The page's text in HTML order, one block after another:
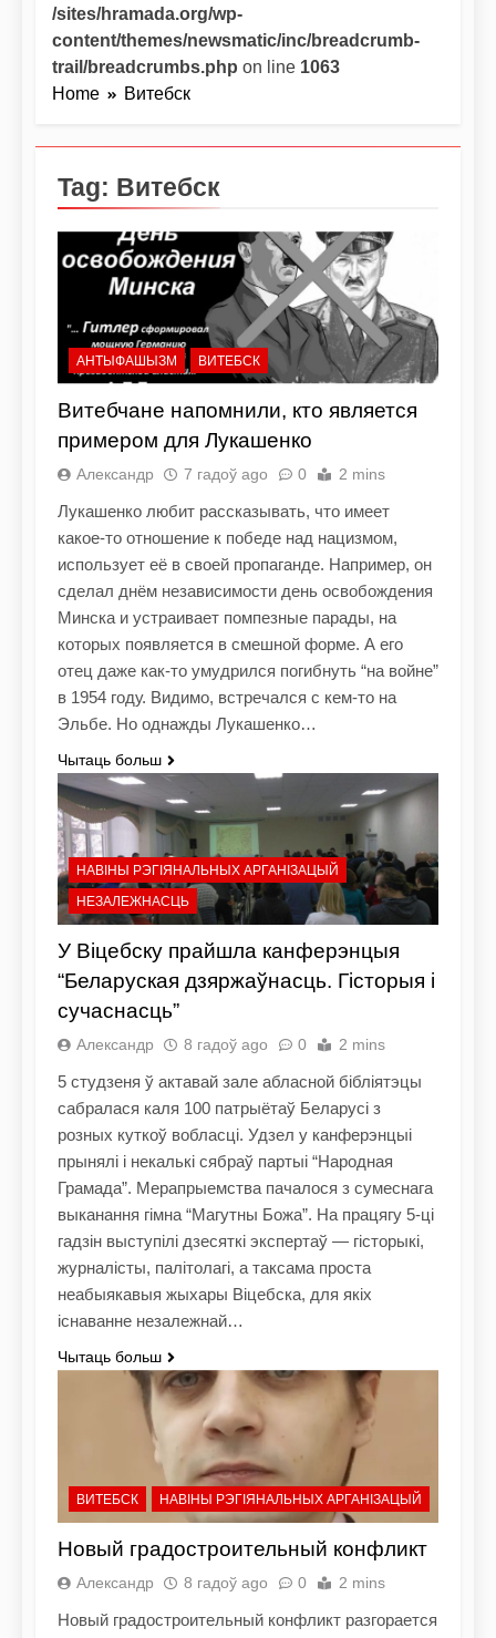
/sites/hramada.org/wp-
content/themes/newsmatic/inc/breadcrumb-
trail/breadcrumbs.php on line 1063
Home
Витебск
Tag: Витебск
АНТЫФАШЫЗМ ВИТЕБСК
Витебчане напомнили, кто является
примером для Лукашенко
Александр 7 гадоў ago 0 2 mins
Лукашенко любит рассказывать, что имеет
какое-то отношение к победе над нацизмом,
использует её в своей пропаганде. Например, он
сделал днём независимости день освобождения
Минска и устраивает помпезные парады, на
которых появляется в смешной форме. А его
отец даже как-то умудрился погибнуть “на войне”
в 1954 году. Видимо, встречался с кем-то на
Эльбе. Но однажды Лукашенко…
Чытаць больш
НАВІНЫ РЭГІЯНАЛЬНЫХ АРГАНІЗАЦЫЙ
НЕЗАЛЕЖНАСЦЬ
У Віцебску прайшла канферэнцыя
“Беларуская дзяржаўнасць. Гісторыя і
сучаснасць”
Александр 8 гадоў ago 0 2 mins
5 студзеня ў актавай зале абласной бібліятэцы
сабралася каля 100 патрыётаў Беларусі з
розных куткоў вобласці. Удзел у канферэнцыі
прынялі і некалькі сябраў партыі “Народная
Грамада”. Мерапрыемства пачалося з сумеснага
выканання гімна “Магутны Божа”. На працягу 5-ці
гадзін выступілі дзесяткі экспертаў — гісторыкі,
журналісты, палітолагі, а таксама проста
неабыякавыя жыхары Віцебска, для якіх
існаванне незалежнай…
Чытаць больш
ВИТЕБСК НАВІНЫ РЭГІЯНАЛЬНЫХ АРГАНІЗАЦЫЙ
Новый градостроительный конфликт
Александр 8 гадоў ago 0 2 mins
Новый градостроительный конфликт разгорается